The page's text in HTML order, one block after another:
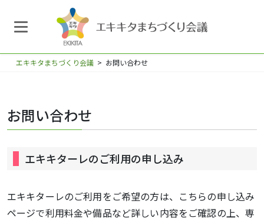
エキキタまちづくり会議 > お問い合わせ
お問い合わせ
エキキターレのご利用の申し込み
エキキターレのご利用をご希望の方は、こちらの申し込み
ページで利用料金や備品など詳しい内容をご確認の上、専